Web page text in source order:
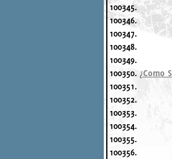
100345.
100346.
100347.
100348.
100349.
100350. ¿Como
100351.
100352.
100353.
100354.
100355.
100356.